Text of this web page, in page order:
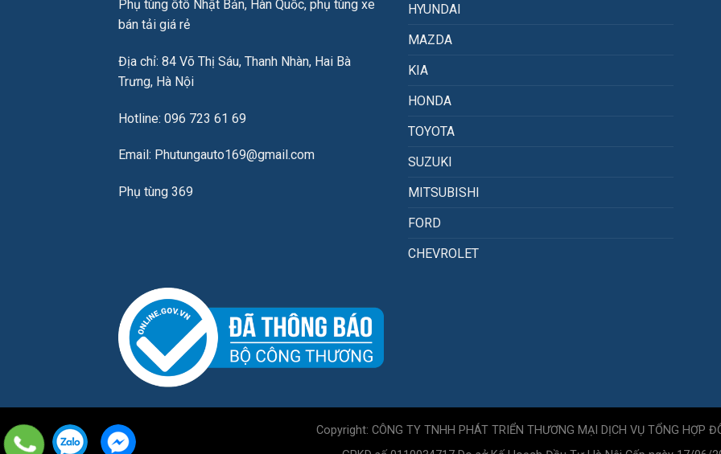
Phụ tùng ôtô Nhật Bản, Hàn Quốc, phụ tùng xe
bán tải giá rẻ
Địa chỉ: 84 Võ Thị Sáu, Thanh Nhàn, Hai Bà
Trưng, Hà Nội
Hotline: 096 723 61 69
Email: Phutungauto169@gmail.com
Phụ tùng 369
HYUNDAI
MAZDA
KIA
HONDA
TOYOTA
SUZUKI
MITSUBISHI
FORD
CHEVROLET
Copyright: CÔNG TY TNHH PHÁT TRIỂN THƯƠNG MẠI DỊCH VỤ TỔNG HỢP